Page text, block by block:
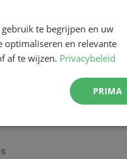
te begrijpen en uw
optimaliseren en relevante
af te wijzen. Privacybeleid
PRIMA